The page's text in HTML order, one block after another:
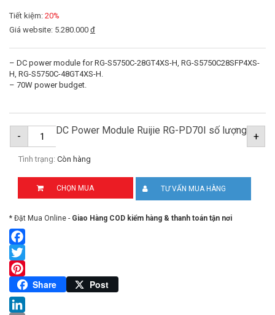
Tiết kiệm: 20%
Giá website: 5.280.000 đ
– DC power module for RG-S5750C-28GT4XS-H, RG-S5750C28SFP4XS-
H, RG-S5750C-48GT4XS-H.
– 70W power budget.
- DC Power Module Ruijie RG-PD70I số lượng +
Tình trạng: Còn hàng
CHỌN MUA TƯ VẤN MUA HÀNG
* Đặt Mua Online - Giao Hàng COD kiểm hàng & thanh toán tận nơi
Facebook
Twitter
Pinterest
Share Post